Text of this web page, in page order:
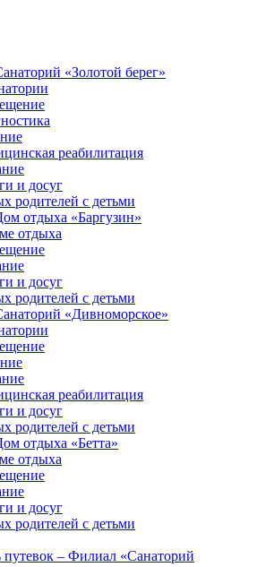
«Золотой берег»
реабилитация
и досуг
родителей с детьми
отдыха «Баргузин»
отдыха
и досуг
родителей с детьми
«Дивноморское»
реабилитация
и досуг
родителей с детьми
отдыха «Бетта»
отдыха
и досуг
родителей с детьми
путевок – Филиал «Санаторий